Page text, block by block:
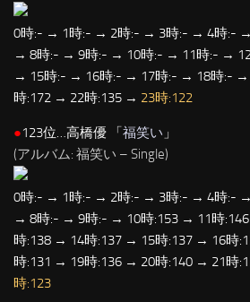
0時:- → 1時:- → 2時:- → 3時:- → 4時:-
→ 8時:- → 9時:- → 10時:- → 11時:- →
→ 15時:- → 16時:- → 17時:- → 18時:-
時:172 → 22時:135 → 23時:122
●123位…高橋優 「福笑い 」
(アルバム: 福笑い – Single)
0時:- → 1時:- → 2時:- → 3時:- → 4時:-
→ 8時:- → 9時:- → 10時:153 → 11時
時:138 → 14時:137 → 15時:137 → 16時
時:131 → 19時:136 → 20時:140 → 21時
時:123